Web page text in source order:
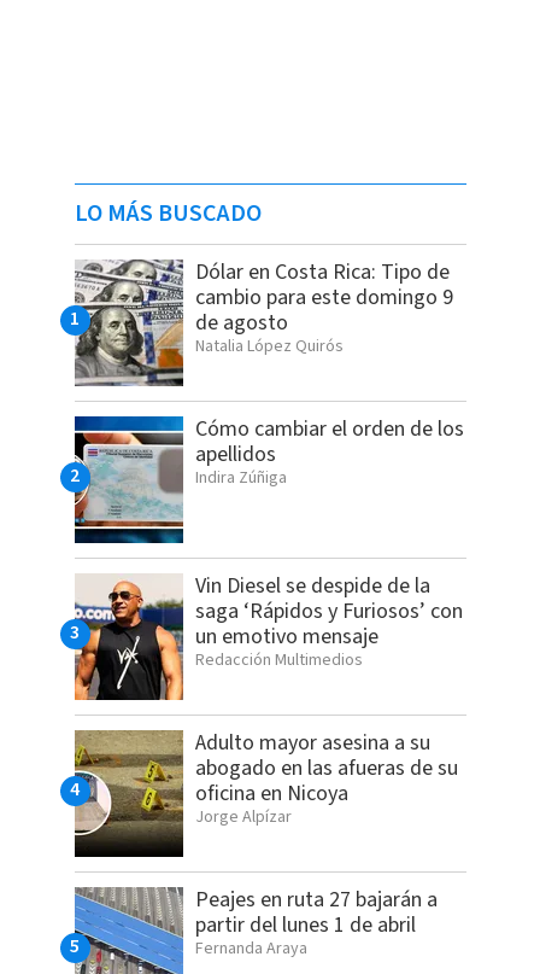
LO MÁS BUSCADO
Dólar en Costa Rica: Tipo de
cambio para este domingo 9
de agosto
Natalia López Quirós
Cómo cambiar el orden de los
apellidos
Indira Zúñiga
Vin Diesel se despide de la
saga ‘Rápidos y Furiosos’ con
un emotivo mensaje
Redacción Multimedios
Adulto mayor asesina a su
abogado en las afueras de su
oficina en Nicoya
Jorge Alpízar
Peajes en ruta 27 bajarán a
partir del lunes 1 de abril
Fernanda Araya